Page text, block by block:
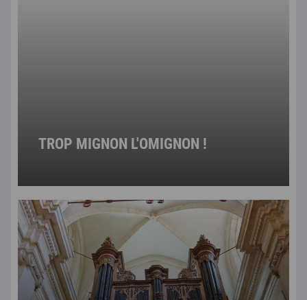
TROP MIGNON L'OMIGNON !